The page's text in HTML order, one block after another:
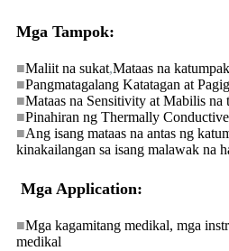
Mga Tampok:
■Maliit na sukat,Mataas na
■Pangmatagalang Katatagan at
■Mataas na Sensitivity at Mabilis na
■Pinahiran ng Thermally
■Ang isang mataas na antas ng
kinakailangan sa isang malawak na
Mga Application:
■Mga kagamitang medikal, mga
medikal